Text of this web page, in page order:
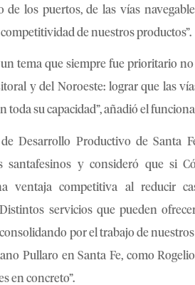
de los puertos, de las vías
de nuestros productos”.
tema que siempre fue prioritario
y del Noroeste: lograr que las
toda su capacidad”, añadió el
Desarrollo Productivo de Santa
santafesinos y consideró que si
ventaja competitiva al reducir
servicios que pueden
por el trabajo de
Pullaro en Santa Fe, como
en concreto”.